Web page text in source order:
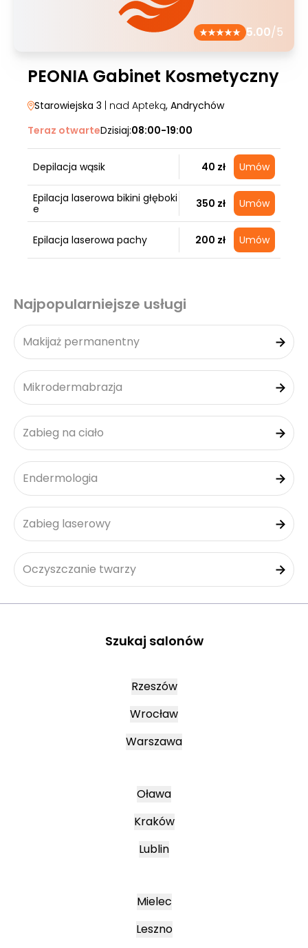
5.00/5
PEONIA Gabinet Kosmetyczny
Starowiejska 3 | nad Apteką, Andrychów
Teraz otwarteDzisiaj:08:00-19:00
Depilacja wąsik 40 zł Umów
Epilacja laserowa bikini głęboki
e
350 zł Umów
Epilacja laserowa pachy 200 zł Umów
Najpopularniejsze usługi
Makijaż permanentny
Mikrodermabrazja
Zabieg na ciało
Endermologia
Zabieg laserowy
Oczyszczanie twarzy
Szukaj salonów
Rzeszów
Wrocław
Warszawa
Oława
Kraków
Lublin
Mielec
Leszno